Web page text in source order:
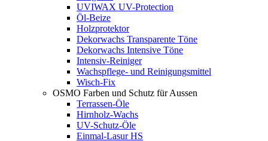
UVIWAX UV-Protection
Öl-Beize
Holzprotektor
Dekorwachs Transparente Töne
Dekorwachs Intensive Töne
Intensiv-Reiniger
Wachspflege- und Reinigungsmittel
Wisch-Fix
OSMO Farben und Schutz für Aussen
Terrassen-Öle
Hirnholz-Wachs
UV-Schutz-Öle
Einmal-Lasur HS